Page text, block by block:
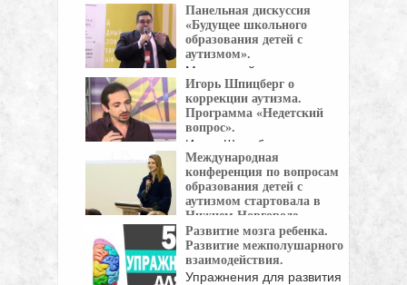
Институтов ...
Панельная дискуссия
«Будущее школьного
образования детей с
аутизмом».
Московский международный
салон образования (ММСО)
– главное ...
Игорь Шпицберг о
коррекции аутизма.
Программа «Недетский
вопрос».
Игорь Шпицберг,
руководитель
реабилитационной программы центра «Наш
Международная
конференция по вопросам
образования детей с
аутизмом стартовала в
Нижнем Новгороде.
Международная
конференция по вопросам образования
детей с ...
Развитие мозга ребенка.
Развитие межполушарного
взаимодействия.
Упражнения для развития